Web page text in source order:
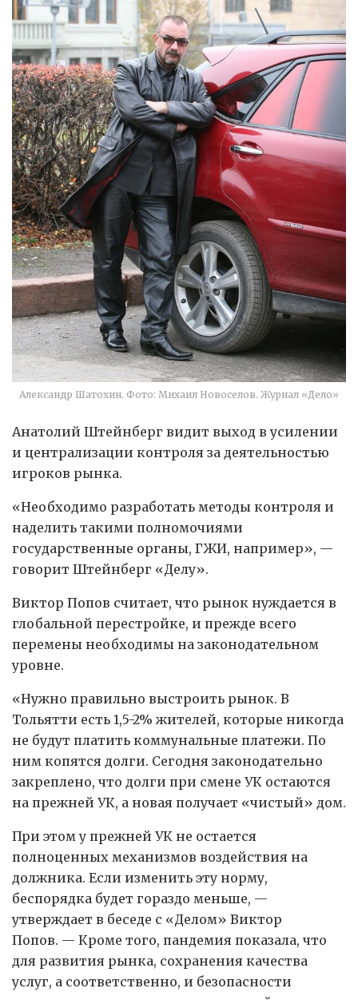
Александр Шатохин. Фото: Михаил Новоселов. Журнал «Дело»
Анатолий Штейнберг видит выход в усилении
и централизации контроля за деятельностью
игроков рынка.
«Необходимо разработать методы контроля и
наделить такими полномочиями
государственные органы, ГЖИ, например», —
говорит Штейнберг «Делу».
Виктор Попов считает, что рынок нуждается в
глобальной перестройке, и прежде всего
перемены необходимы на законодательном
уровне.
«Нужно правильно выстроить рынок. В
Тольятти есть 1,5-2% жителей, которые никогда
не будут платить коммунальные платежи. По
ним копятся долги. Сегодня законодательно
закреплено, что долги при смене УК остаются
на прежней УК, а новая получает «чистый» дом.
При этом у прежней УК не остается
полноценных механизмов воздействия на
должника. Если изменить эту норму,
беспорядка будет гораздо меньше, —
утверждает в беседе с «Делом» Виктор
Попов. — Кроме того, пандемия показала, что
для развития рынка, сохранения качества
услуг, а соответственно, и безопасности